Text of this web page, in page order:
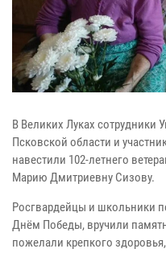
В Великих Луках сотрудники
Псковской области и
навестили 102-летнего
Марию Дмитриевну Сизову.
Росгвардейцы и школьники
Днём Победы, вручили
пожелали крепкого